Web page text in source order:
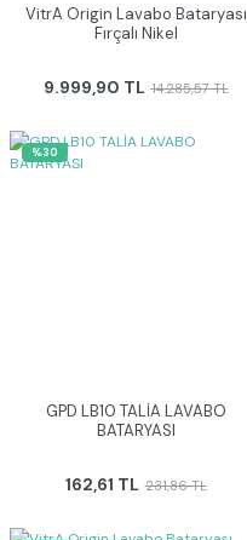
VitrA Origin Lavabo Bataryası
Fırçalı Nikel
9.999,90 TL 14.285,57 TL
%30
GPD LB10 TALİA LAVABO
BATARYASI
162,61 TL 231,86 TL